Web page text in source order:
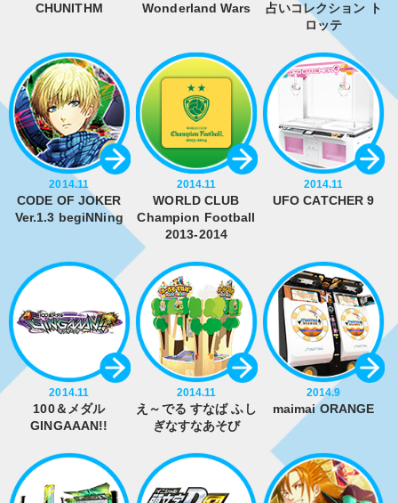
CHUNITHM Wonderland Wars
占いコレクション ト
ロッテ
2014.11
CODE OF JOKER
Ver.1.3 begiNNing
2014.11
WORLD CLUB
Champion Football
2013-2014
2014.11
UFO CATCHER 9
2014.11
100＆メダル
GINGAAAN!!
2014.11
え～でる すなば ふし
ぎなすなあそび
2014.9
maimai ORANGE